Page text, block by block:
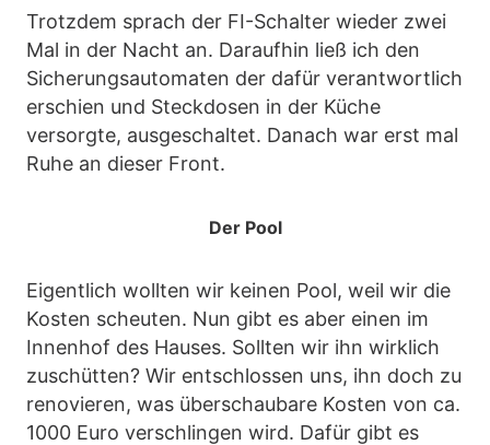
Trotzdem sprach der FI-Schalter wieder zwei
Mal in der Nacht an. Daraufhin ließ ich den
Sicherungsautomaten der dafür verantwortlich
erschien und Steckdosen in der Küche
versorgte, ausgeschaltet. Danach war erst mal
Ruhe an dieser Front.
Der Pool
Eigentlich wollten wir keinen Pool, weil wir die
Kosten scheuten. Nun gibt es aber einen im
Innenhof des Hauses. Sollten wir ihn wirklich
zuschütten? Wir entschlossen uns, ihn doch zu
renovieren, was überschaubare Kosten von ca.
1000 Euro verschlingen wird. Dafür gibt es